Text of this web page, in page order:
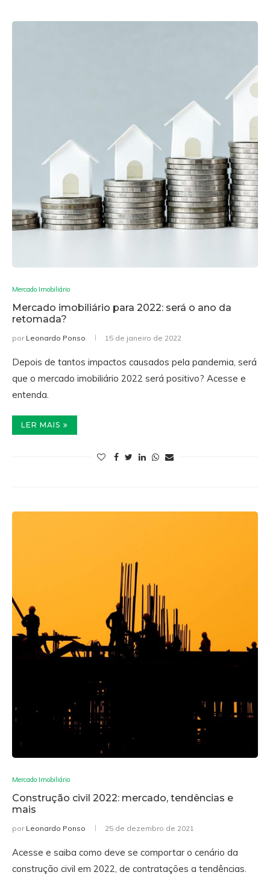
Mercado Imobiliário
Mercado imobiliário para 2022: será o ano da
retomada?
por Leonardo Ponso 15 de janeiro de 2022
Depois de tantos impactos causados pela pandemia, será
que o mercado imobiliário 2022 será positivo? Acesse e
entenda.
LER MAIS
Mercado Imobiliário
Construção civil 2022: mercado, tendências e
mais
por Leonardo Ponso 25 de dezembro de 2021
Acesse e saiba como deve se comportar o cenário da
construção civil em 2022, de contratações a tendências.